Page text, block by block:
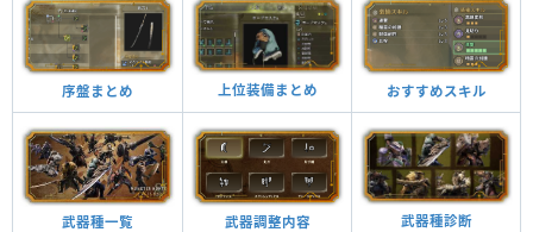
序盤まとめ 上位装備まとめ おすすめスキル
武器種一覧 武器調整内容 武器種診断